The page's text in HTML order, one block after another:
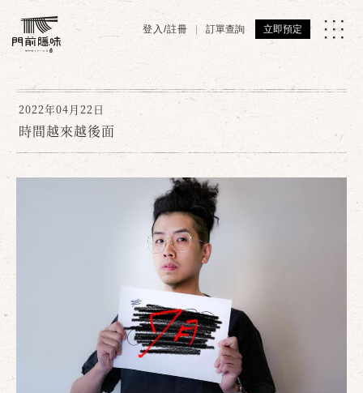
登入/註冊 訂單查詢 立即預定
2022年04月22日
時間越來越後面